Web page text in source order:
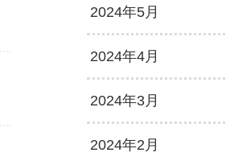
2024年5月
2024年4月
2024年3月
2024年2月